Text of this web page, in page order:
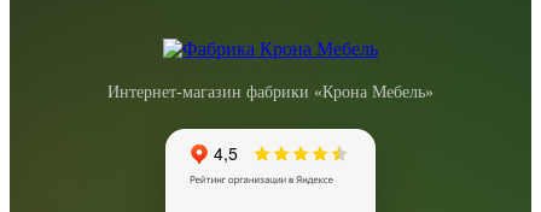
Интернет-магазин фабрики «Крона Мебель»